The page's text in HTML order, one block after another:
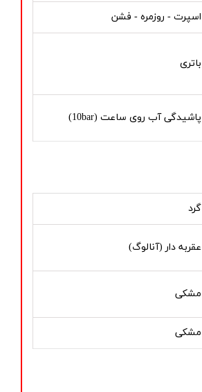
اسپرت - روزمره - فشن
باتری
پاشیدگی آب روی ساعت (10bar)
گرد
عقربه دار (آنالوگ)
مشکی
مشکی